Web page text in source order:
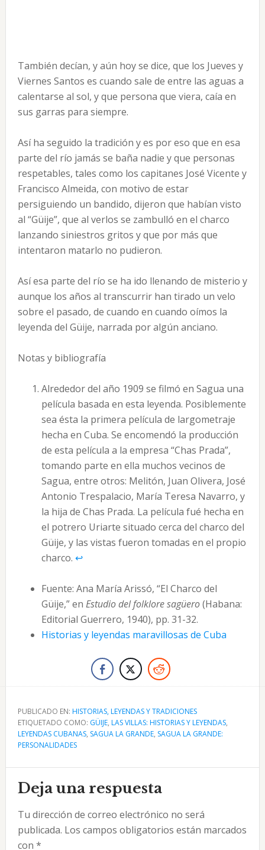
También decían, y aún hoy se dice, que los Jueves y
Viernes Santos es cuando sale de entre las aguas a
calentarse al sol, y que persona que viera, caía en
sus garras para siempre.
Así ha seguido la tradición y es por eso que en esa
parte del río jamás se baña nadie y que personas
respetables, tales como los capitanes José Vicente y
Francisco Almeida, con motivo de estar
persiguiendo un bandido, dijeron que habían visto
al “Güije”, que al verlos se zambulló en el charco
lanzando siniestros gritos y que por más que
intentaron matarlo no pudieron.
Así esa parte del río se ha ido llenando de misterio y
aunque los años al transcurrir han tirado un velo
sobre el pasado, de cuando en cuando oímos la
leyenda del Güije, narrada por algún anciano.
Notas y bibliografía
Alrededor del año 1909 se filmó en Sagua una
película basada en esta leyenda. Posiblemente
sea ésta la primera película de largometraje
hecha en Cuba. Se encomendó la producción
de esta película a la empresa “Chas Prada”,
tomando parte en ella muchos vecinos de
Sagua, entre otros: Melitón, Juan Olivera, José
Antonio Trespalacio, María Teresa Navarro, y
la hija de Chas Prada. La película fué hecha en
el potrero Uriarte situado cerca del charco del
Güije, y las vistas fueron tomadas en el propio
charco. ↩︎
Fuente: Ana María Arissó, “El Charco del
Güije,” en Estudio del folklore sagüero(Habana:
Editorial Guerrero, 1940), pp. 31-32.
Historias y leyendas maravillosas de Cuba
PUBLICADO EN: HISTORIAS, LEYENDAS Y TRADICIONES
ETIQUETADO COMO: GÜIJE, LAS VILLAS: HISTORIAS Y LEYENDAS,
LEYENDAS CUBANAS, SAGUA LA GRANDE, SAGUA LA GRANDE:
PERSONALIDADES
Interacciones
con
los
lectores
Deja una respuesta
Tu dirección de correo electrónico no será
publicada. Los campos obligatorios están marcados
con *